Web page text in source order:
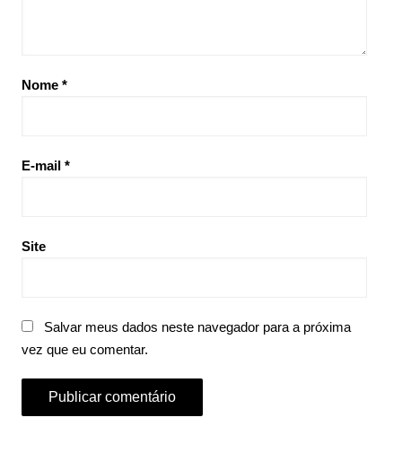
Nome *
E-mail *
Site
Salvar meus dados neste navegador para a próxima
vez que eu comentar.